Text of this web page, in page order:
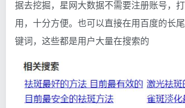
据去挖掘，星网大数据不需要注册账号，
用，十分方便。也可以直接在用百度的长
键词，这些都是用户大量在搜索的